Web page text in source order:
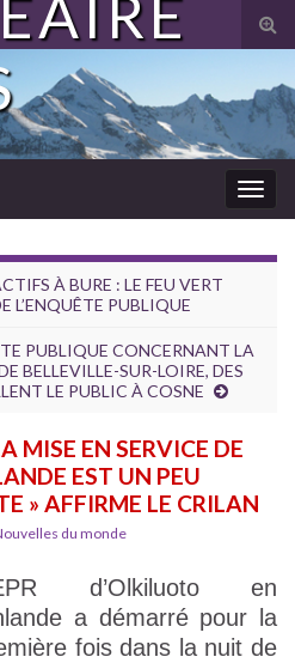
À BURE : LE FEU VERT
L’ENQUÊTE PUBLIQUE
PUBLIQUE CONCERNANT LA
BELLEVILLE-SUR-LOIRE, DES
LE PUBLIC À COSNE
MISE EN SERVICE DE
EST UN PEU
» AFFIRME LE CRILAN
du monde
d’Olkiluoto en
a démarré pour la
fois dans la nuit de